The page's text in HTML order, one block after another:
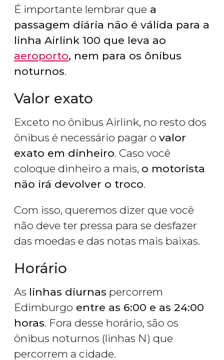
É importante lembrar que a
passagem diária não é válida para a
linha Airlink 100 que leva ao
aeroporto, nem para os ônibus
noturnos.
Valor exato
Exceto no ônibus Airlink, no resto dos
ônibus é necessário pagar o valor
exato em dinheiro. Caso você
coloque dinheiro a mais, o motorista
não irá devolver o troco.
Com isso, queremos dizer que você
não deve ter pressa para se desfazer
das moedas e das notas mais baixas.
Horário
As linhas diurnas percorrem
Edimburgo entre as 6:00 e as 24:00
horas. Fora desse horário, são os
ônibus noturnos (linhas N) que
percorrem a cidade.